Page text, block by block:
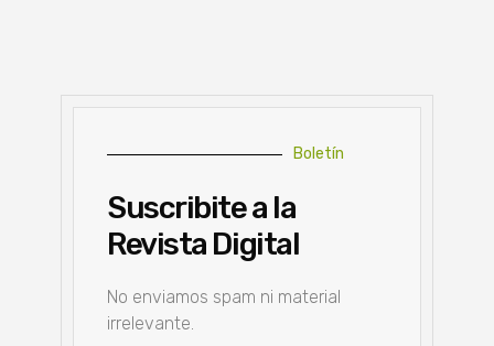
Boletín
Suscribite a la
Revista Digital
No enviamos spam ni material
irrelevante.